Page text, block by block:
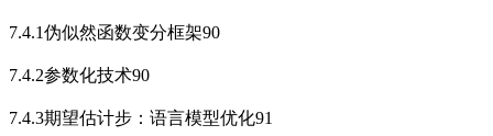
7.4.1伪似然函数变分框架90
7.4.2参数化技术90
7.4.3期望估计步：语言模型优化91